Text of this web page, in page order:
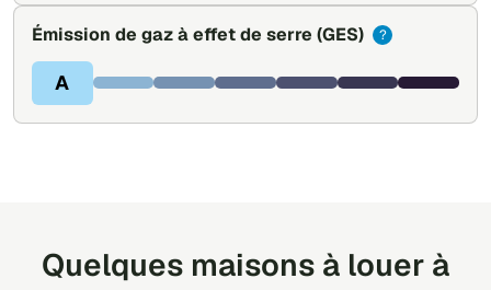
Émission de gaz à effet de serre (GES) ?
A
Quelques maisons à louer à